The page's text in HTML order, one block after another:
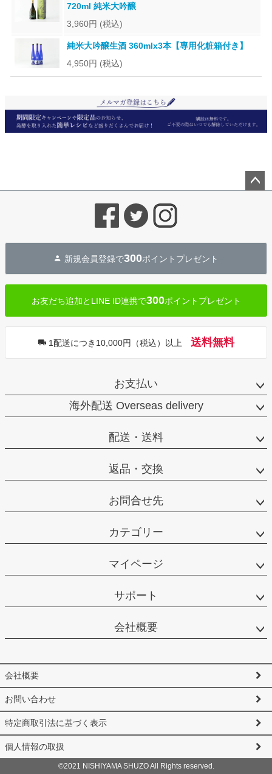
720ml 純米大吟醸
3,960円 (税込)
純米大吟醸生酒 360mlx3本【専用化粧箱付き】
4,950円 (税込)
新規会員登録で300ポイントプレゼント
お友だち追加とLINE ID連携で300ポイントプレゼント
1配送につき10,000円（税込）以上 送料無料
お支払い
海外配送 Overseas delivery
配送・送料
返品・交換
お問合せ先
カテゴリー
マイページ
サポート
会社概要
会社概要
お問い合わせ
特定商取引法に基づく表示
個人情報の取扱
©2021 NISHIYAMA SHUZO All Rights reserved.